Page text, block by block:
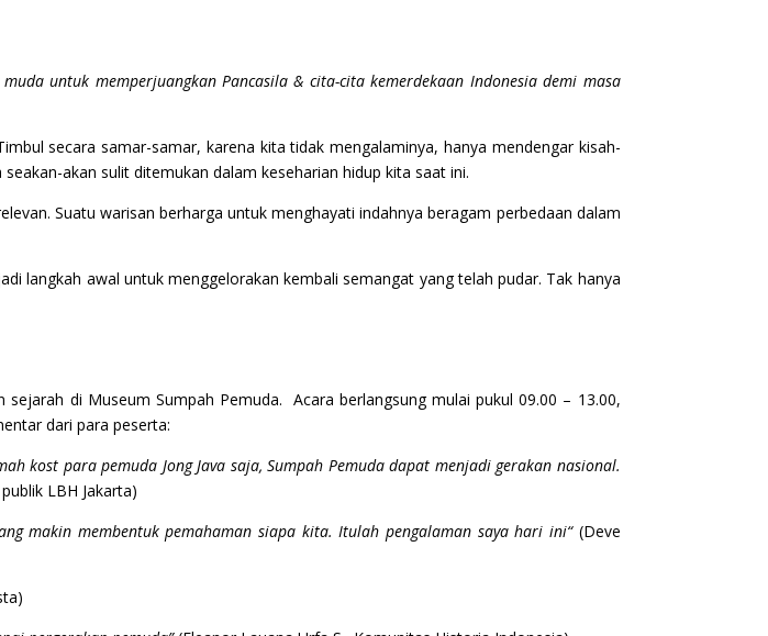
untuk memperjuangkan Pancasila & cita-cita kemerdekaan Indonesia demi masa
secara samar-samar, karena kita tidak mengalaminya, hanya mendengar kisah-
akan sulit ditemukan dalam keseharian hidup kita saat ini.
Suatu warisan berharga untuk menghayati indahnya beragam perbedaan dalam
langkah awal untuk menggelorakan kembali semangat yang telah pudar. Tak hanya
di Museum Sumpah Pemuda. Acara berlangsung mulai pukul 09.00 – 13.00,
dari para peserta:
kost para pemuda Jong Java saja, Sumpah Pemuda dapat menjadi gerakan nasional.
LBH Jakarta)
makin membentuk pemahaman siapa kita. Itulah pengalaman saya hari ini“(Deve